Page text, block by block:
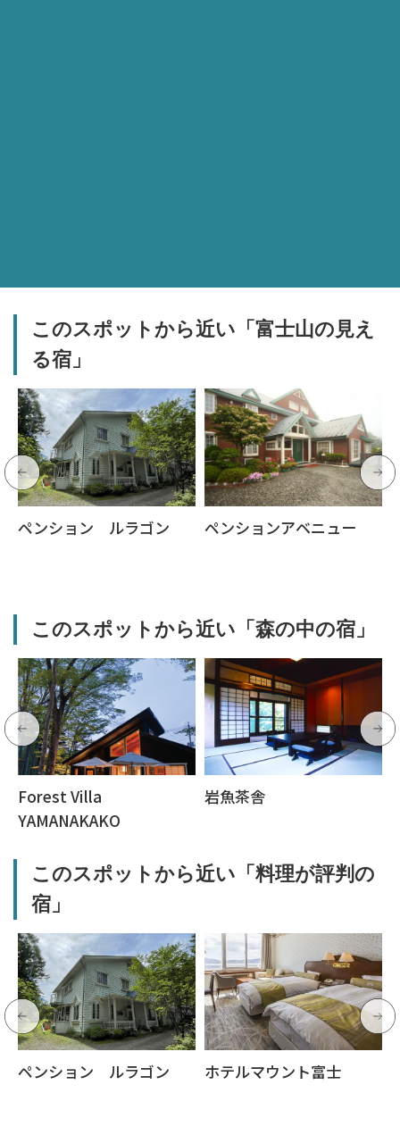
このスポットから近い「富士山の見え
る宿」
ペンション ルラゴン ペンションアベニュー
このスポットから近い「森の中の宿」
Forest Villa
YAMANAKAKO
岩魚茶舎
このスポットから近い「料理が評判の
宿」
ペンション ルラゴン ホテルマウント富士